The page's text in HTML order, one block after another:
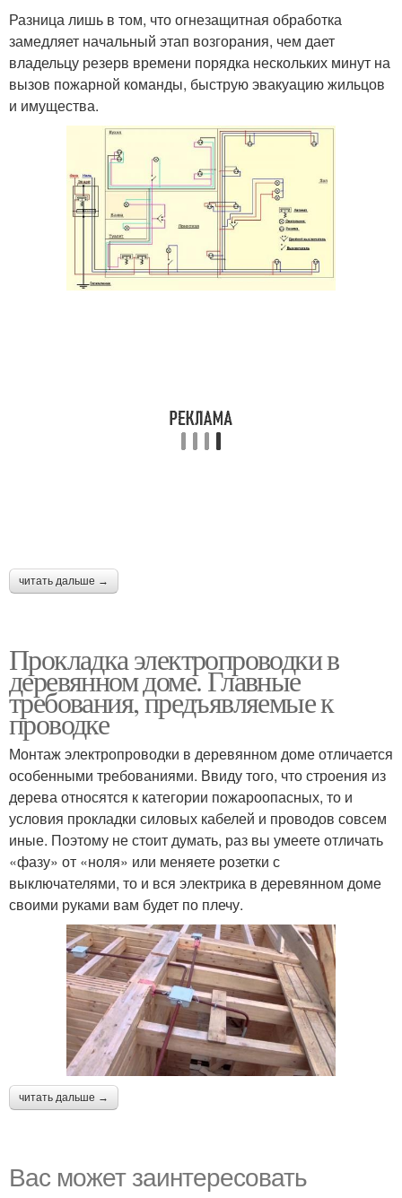
Разница лишь в том, что огнезащитная обработка
замедляет начальный этап возгорания, чем дает
владельцу резерв времени порядка нескольких минут на
вызов пожарной команды, быструю эвакуацию жильцов
и имущества.
читать дальше →
Прокладка электропроводки в
деревянном доме. Главные
требования, предъявляемые к
проводке
Монтаж электропроводки в деревянном доме отличается
особенными требованиями. Ввиду того, что строения из
дерева относятся к категории пожароопасных, то и
условия прокладки силовых кабелей и проводов совсем
иные. Поэтому не стоит думать, раз вы умеете отличать
«фазу» от «ноля» или меняете розетки с
выключателями, то и вся электрика в деревянном доме
своими руками вам будет по плечу.
читать дальше →
Вас может заинтересовать